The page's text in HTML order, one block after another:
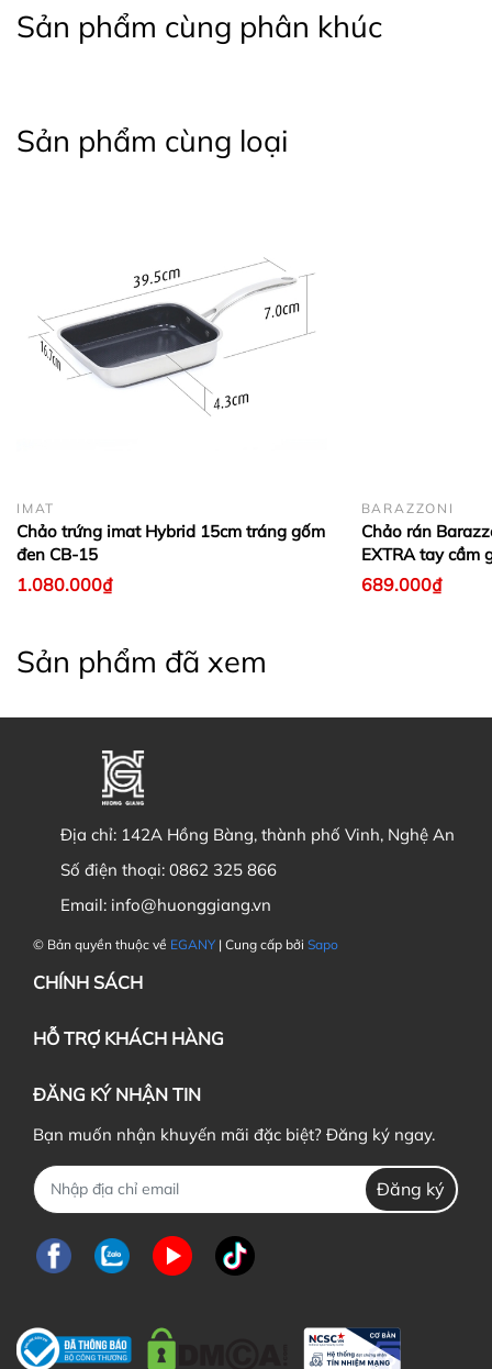
Sản phẩm cùng phân khúc
Sản phẩm cùng loại
IMAT
Chảo trứng imat Hybrid 15cm tráng gốm
đen CB-15
1.080.000₫
BARAZZONI
Chảo rán
EXTRA tay cầm
689.000₫
Sản phẩm đã xem
Địa chỉ: 142A Hồng Bàng, thành phố Vinh, Nghệ An
Số điện thoại: 0862 325 866
Email: info@huonggiang.vn
© Bản quyền thuộc về EGANY | Cung cấp bởi Sapo
CHÍNH SÁCH
HỖ TRỢ KHÁCH HÀNG
ĐĂNG KÝ NHẬN TIN
Bạn muốn nhận khuyến mãi đặc biệt? Đăng ký ngay.
Đăng ký